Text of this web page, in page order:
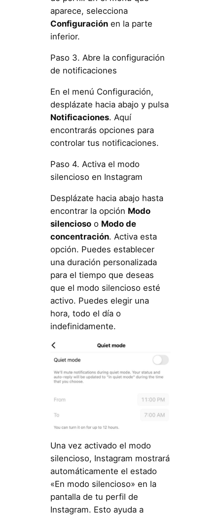
aparece, selecciona
Configuraciónen la parte
inferior.
Paso 3. Abre la configuración
de notificaciones
En el menú Configuración,
desplázate hacia abajo y pulsa
Notificaciones. Aquí
encontrarás opciones para
controlar tus notificaciones.
Paso 4. Activa el modo
silencioso en Instagram
Desplázate hacia abajo hasta
encontrar la opción Modo
silenciosoo Modo de
concentración. Activa esta
opción. Puedes establecer
una duración personalizada
para el tiempo que deseas
que el modo silencioso esté
activo. Puedes elegir una
hora, todo el día o
indefinidamente.
Una vez activado el modo
silencioso, Instagram mostrará
automáticamente el estado
«En modo silencioso» en la
pantalla de tu perfil de
Instagram. Esto ayuda a